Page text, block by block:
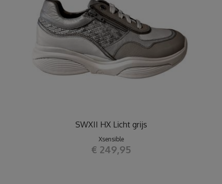
SWXII HX Licht grijs
Xsensible
€ 249,95